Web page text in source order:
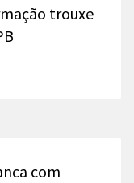
trouxe
com